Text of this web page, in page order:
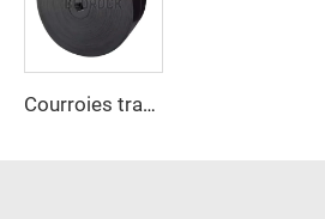
Courroies transporteuses conçues par le fabricant, résistantes à l'huile, vitesse réglable, nouvelle génération